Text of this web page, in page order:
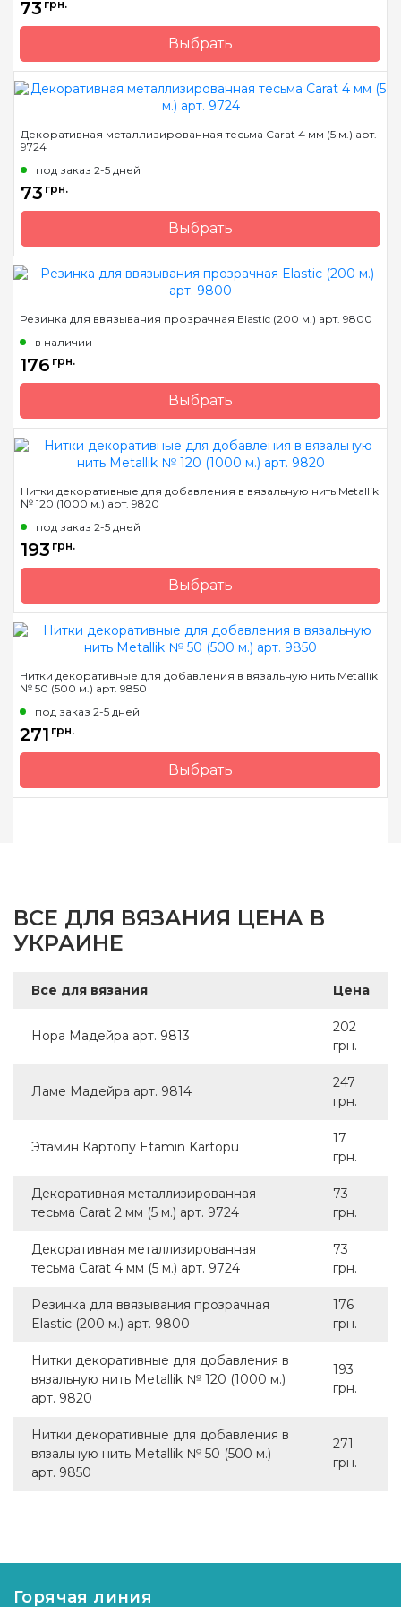
73 грн.
Выбрать
Бренд
Madeira
Страна-производитель
Германия
Метраж
Состав
Декоративная металлизированная тесьма Carat 4 мм (5 м.) арт.
9724
под заказ 2-5 дней
73 грн.
Выбрать
Бренд
Madeira
Страна-производитель
Германия
Состав
Резинка для ввязывания прозрачная Elastic (200 м.) арт. 9800
в наличии
176 грн.
Выбрать
Бренд
Madeira
Страна-производитель
Германия
Метраж
Состав
Нитки декоративные для добавления в вязальную нить Metallik
№ 120 (1000 м.) арт. 9820
под заказ 2-5 дней
193 грн.
Выбрать
Бренд
Madeira
Страна-производитель
Германия
Метраж
Состав
Нитки декоративные для добавления в вязальную нить Metallik
№ 50 (500 м.) арт. 9850
под заказ 2-5 дней
271 грн.
Выбрать
Бренд
Madeira
металлизированный
полиэстр
ВСЕ ДЛЯ ВЯЗАНИЯ ЦЕНА В
УКРАИНЕ
Все для вязания Цена
Нора Мадейра арт. 9813
202
грн.
Ламе Мадейра арт. 9814
247
грн.
Этамин Картопу Etamin Kartopu
17
грн.
Декоративная металлизированная
тесьма Carat 2 мм (5 м.) арт. 9724
73
грн.
Декоративная металлизированная
тесьма Carat 4 мм (5 м.) арт. 9724
73
грн.
Резинка для ввязывания прозрачная
Elastic (200 м.) арт. 9800
176
грн.
Нитки декоративные для добавления в
вязальную нить Metallik № 120 (1000 м.)
арт. 9820
193
грн.
Нитки декоративные для добавления в
вязальную нить Metallik № 50 (500 м.)
арт. 9850
271
грн.
Горячая линия